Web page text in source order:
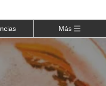
Más